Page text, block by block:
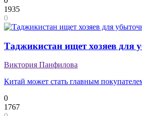
1935
0
Таджикистан ищет хозяев для
Виктория Панфилова
Китай может стать главным
0
1767